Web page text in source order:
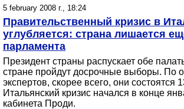
5 february 2008 г., 18:24
Правительственный кризис в
углубляется: страна лишается
парламента
Президент страны распускает обе
стране пройдут досрочные выборы. По
экспертов, скорее всего, они состоятся
Итальянский кризис начался в конце
кабинета Проди.